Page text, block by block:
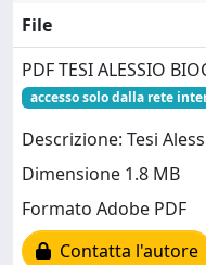
File
PDF TESI ALESSIO
accesso solo dalla rete
Descrizione: Tesi
Dimensione 1.8 MB
Formato Adobe PDF
Contatta l'autore